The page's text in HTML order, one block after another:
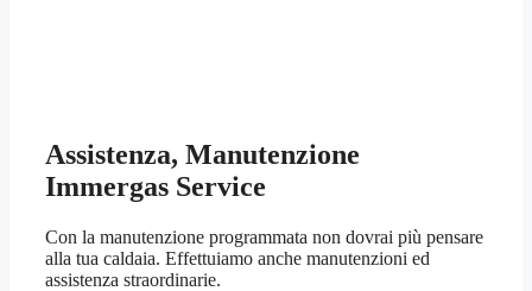
Assistenza, Manutenzione
Immergas Service
Con la manutenzione programmata non dovrai più pensare
alla tua caldaia. Effettuiamo anche manutenzioni ed
assistenza straordinarie.